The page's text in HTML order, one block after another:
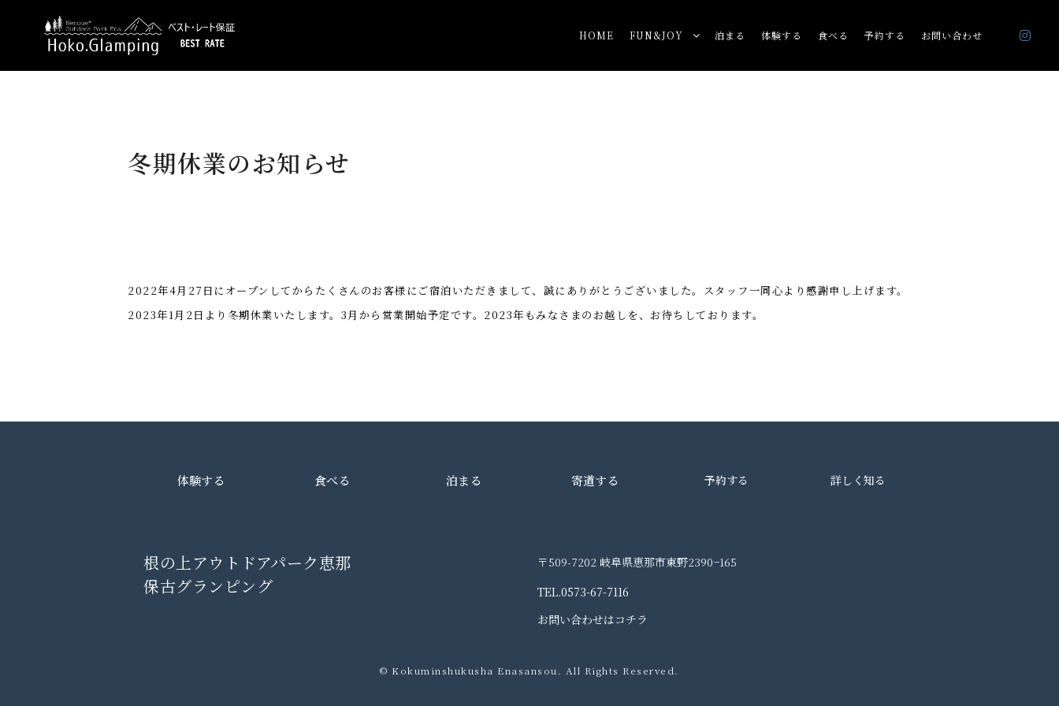
HOME FUN&JOY 泊まる 体験する 食べる 予約する お問い合わせ
冬期休業のお知らせ
2022年4月 27 日にオープンしてからたくさんのお客様にご宿泊いただきまして、誠にありがとうございました。スタッフ一同心より感謝申し上げます。
2023年1月 2日より冬期休業いたします。 3月から営業開始予定です。 2023年もみなさまのお越しを、お待ちしております。
体験する 食べる 泊まる 寄道する 予約する 詳しく知る
根の上アウトドアパーク恵那
保古グランピング
〒509-7202 岐阜県恵那市東野2390−165
TEL.0573-67-7116
お問い合わせはコチラ
© Kokuminshukusha Enasansou. All Rights Reserved.